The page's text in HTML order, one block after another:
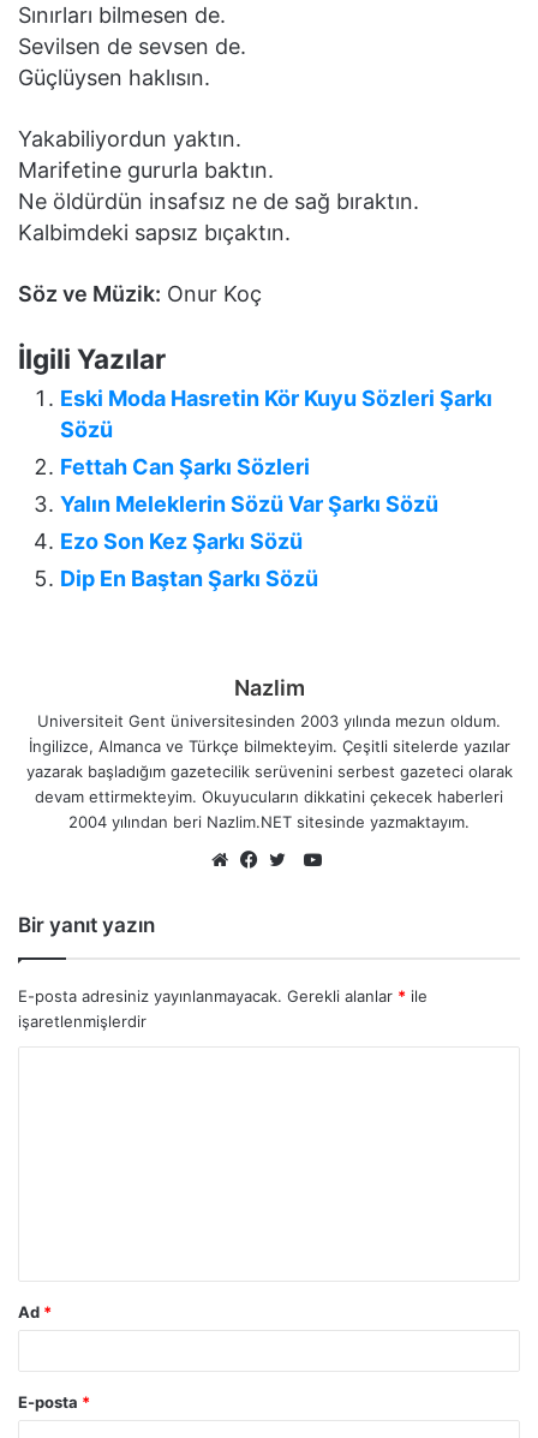
Sınırları bilmesen de.
Sevilsen de sevsen de.
Güçlüysen haklısın.
Yakabiliyordun yaktın.
Marifetine gururla baktın.
Ne öldürdün insafsız ne de sağ bıraktın.
Kalbimdeki sapsız bıçaktın.
Söz ve Müzik: Onur Koç
İlgili Yazılar
Eski Moda Hasretin Kör Kuyu Sözleri Şarkı
Sözü
Fettah Can Şarkı Sözleri
Yalın Meleklerin Sözü Var Şarkı Sözü
Ezo Son Kez Şarkı Sözü
Dip En Baştan Şarkı Sözü
Nazlim
Universiteit Gent üniversitesinden 2003 yılında mezun oldum.
İngilizce, Almanca ve Türkçe bilmekteyim. Çeşitli sitelerde yazılar
yazarak başladığım gazetecilik serüvenini serbest gazeteci olarak
devam ettirmekteyim. Okuyucuların dikkatini çekecek haberleri
2004 yılından beri Nazlim.NET sitesinde yazmaktayım.
YouTube
Bir yanıt yazın
E-posta adresiniz yayınlanmayacak. Gerekli alanlar * ile
işaretlenmişlerdir
Ad *
E-posta *